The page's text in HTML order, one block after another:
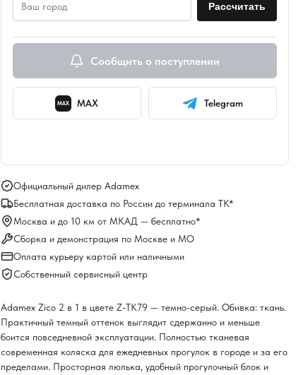
Рассчитать
Сообщить о поступлении
MAX MAX Telegram
Официальный дилер Adamex
Бесплатная доставка по России до терминала ТК*
Москва и до 10 км от МКАД — бесплатно*
Сборка и демонстрация по Москве и МО
Оплата курьеру картой или наличными
Собственный сервисный центр
Adamex Zico 2 в 1 в цвете Z-TK79 — темно-серый. Обивка: ткань.
Практичный темный оттенок выглядит сдержанно и меньше
боится повседневной эксплуатации. Полностью тканевая
современная коляска для ежедневных прогулок в городе и за его
пределами. Просторная люлька, удобный прогулочный блок и